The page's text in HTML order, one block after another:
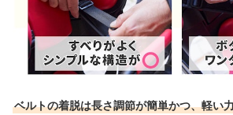
ベルトの着脱は長さ調節が簡単かつ、軽い